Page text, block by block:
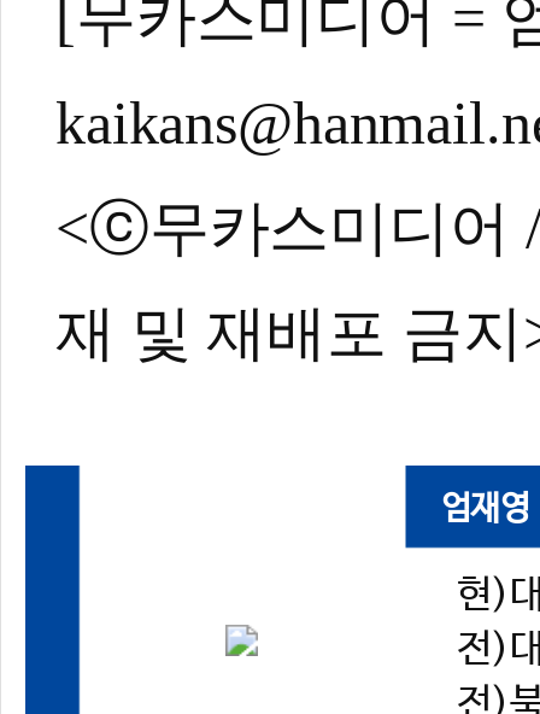
[무카스미디어 =
<ⓒ무카스미디어 /
재 및 재배포 금지